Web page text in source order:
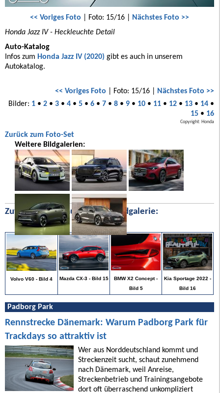
<< Voriges Foto | Foto: 15/16 | Nächstes Foto >>
Honda Jazz IV - Heckleuchte Detail
Auto-Katalog
Infos zum Honda Jazz IV (2020) gibt es auch in unserem
Autokatalog.
<< Voriges Foto | Foto: 15/16 | Nächstes Foto >>
Bilder: 1• 2• 3• 4• 5• 6• 7• 8• 9• 10• 11• 12• 13• 14•
15• 16
Copyright: Honda
Zurück zum Foto-Set
Weitere Bildgalerien:
Zufällige Bilder aus unserer Bildgalerie:
Volvo V60 - Bild 4 Mazda CX-3 - Bild 15
BMW X2 Concept -
Bild 5
Kia Sportage 2022 -
Bild 16
Padborg Park
Rennstrecke Dänemark: Warum Padborg Park für
Trackdays so attraktiv ist
Wer aus Norddeutschland kommt und
Streckenzeit sucht, schaut zunehmend
nach Dänemark, weil Anreise,
Streckenbetrieb und Trainingsangebote
dort oft überraschend unkompliziert